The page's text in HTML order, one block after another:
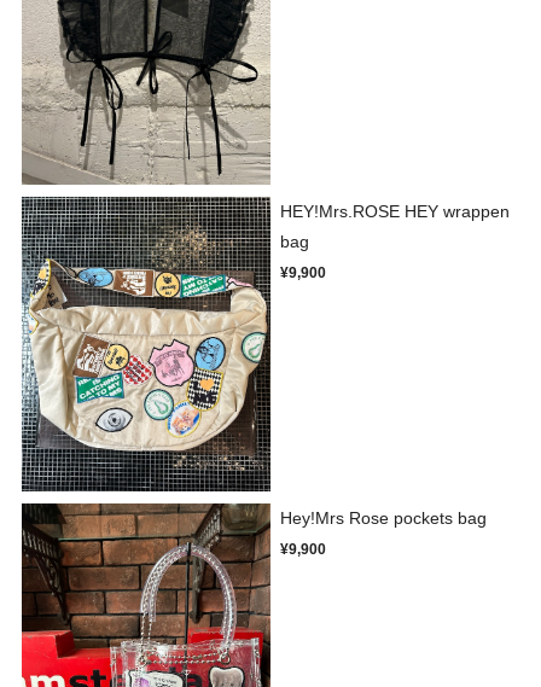
HEY!Mrs.ROSE HEY wrappen
bag
¥9,900
Hey!Mrs Rose pockets bag
¥9,900